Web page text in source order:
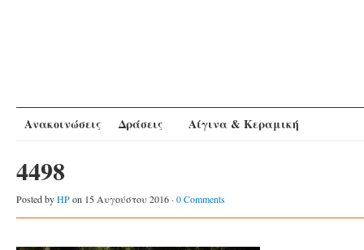
Ανακοινώσεις Δράσεις Αίγινα & Κεραμική
4498
Posted byHPon 15 Αυγούστου 2016 · 0 Comments